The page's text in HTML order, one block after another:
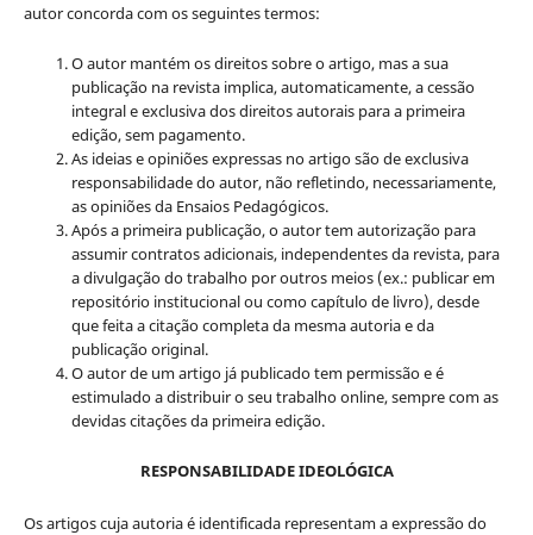
autor concorda com os seguintes termos:
O autor mantém os direitos sobre o artigo, mas a sua
publicação na revista implica, automaticamente, a cessão
integral e exclusiva dos direitos autorais para a primeira
edição, sem pagamento.
As ideias e opiniões expressas no artigo são de exclusiva
responsabilidade do autor, não refletindo, necessariamente,
as opiniões da Ensaios Pedagógicos.
Após a primeira publicação, o autor tem autorização para
assumir contratos adicionais, independentes da revista, para
a divulgação do trabalho por outros meios (ex.: publicar em
repositório institucional ou como capítulo de livro), desde
que feita a citação completa da mesma autoria e da
publicação original.
O autor de um artigo já publicado tem permissão e é
estimulado a distribuir o seu trabalho online, sempre com as
devidas citações da primeira edição.
RESPONSABILIDADE IDEOLÓGICA
Os artigos cuja autoria é identificada representam a expressão do